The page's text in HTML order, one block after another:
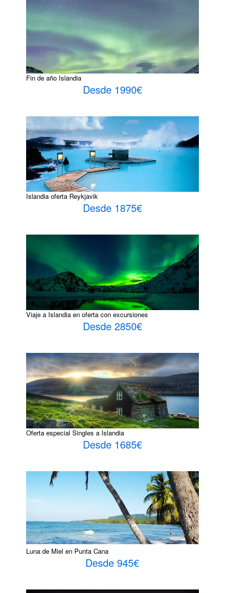
Fin de año Islandia
Desde 1990€
Islandia oferta Reykjavik
Desde 1875€
Viaje a Islandia en oferta con excursiones
Desde 2850€
Oferta especial Singles a Islandia
Desde 1685€
Luna de Miel en Punta Cana
Desde 945€